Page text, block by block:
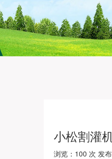
小松割灌
浏览： 100 次 发